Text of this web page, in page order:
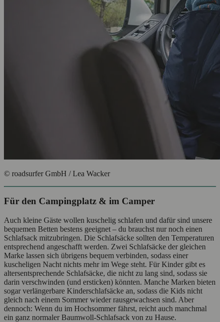
© roadsurfer GmbH / Lea Wacker
Für den Campingplatz & im Camper
Auch kleine Gäste wollen kuschelig schlafen und dafür sind unsere
bequemen Betten bestens geeignet – du brauchst nur noch einen
Schlafsack mitzubringen. Die Schlafsäcke sollten den Temperaturen
entsprechend angeschafft werden. Zwei Schlafsäcke der gleichen
Marke lassen sich übrigens bequem verbinden, sodass einer
kuscheligen Nacht nichts mehr im Wege steht. Für Kinder gibt es
altersentsprechende Schlafsäcke, die nicht zu lang sind, sodass sie
darin verschwinden (und ersticken) könnten. Manche Marken bieten
sogar verlängerbare Kinderschlafsäcke an, sodass die Kids nicht
gleich nach einem Sommer wieder rausgewachsen sind. Aber
dennoch: Wenn du im Hochsommer fährst, reicht auch manchmal
ein ganz normaler Baumwoll-Schlafsack von zu Hause.